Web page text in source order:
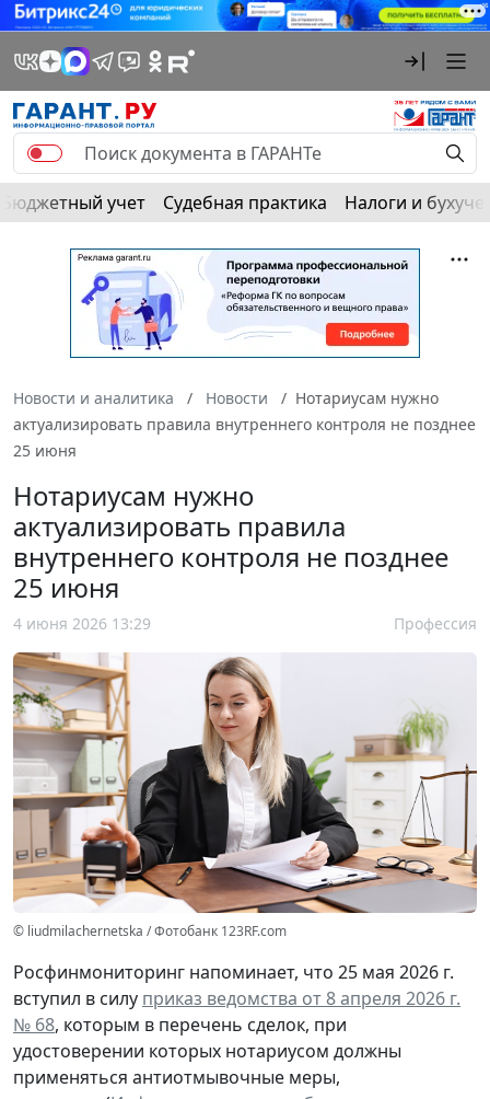
Бюджетный учет Судебная практика Налоги и
Новости и аналитика Новости
Нотариусам нужно
актуализировать правила внутреннего контроля не позднее
25 июня
Нотариусам нужно
актуализировать правила
внутреннего контроля не позднее
25 июня
4 июня 2026 13:29 Профессия
© liudmilachernetska / Фотобанк 123RF.com
Росфинмониторинг напоминает, что 25 мая 2026 г.
вступил в силу приказ ведомства от 8 апреля 2026 г.
№ 68, которым в перечень сделок, при
удостоверении которых нотариусом должны
применяться антиотмывочные меры,